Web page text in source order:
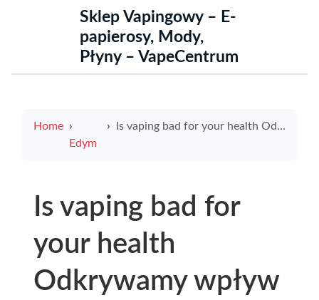
Sklep Vapingowy – E-
papierosy, Mody,
Płyny – VapeCentrum
Home
Edym
Is vaping bad for your health Odkrywamy wpływ e-papierosów na zdrowie
Is vaping bad for
your health
Odkrywamy wpływ